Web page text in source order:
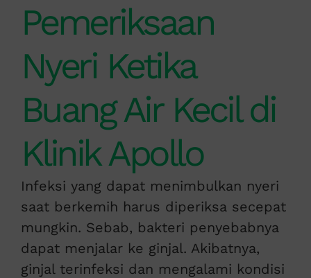
Pemeriksaan
Nyeri Ketika
Buang Air Kecil di
Klinik Apollo
Infeksi yang dapat menimbulkan nyeri
saat berkemih harus diperiksa secepat
mungkin. Sebab, bakteri penyebabnya
dapat menjalar ke ginjal. Akibatnya,
ginjal terinfeksi dan mengalami kondisi